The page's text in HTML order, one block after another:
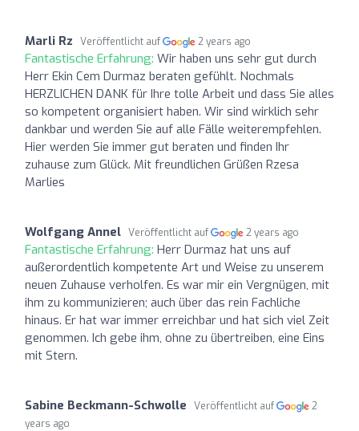
Marli Rz Veröffentlicht auf 2 years ago
Fantastische Erfahrung: Wir haben uns sehr gut durch
Herr Ekin Cem Durmaz beraten gefühlt. Nochmals
HERZLICHEN DANK für Ihre tolle Arbeit und dass Sie alles
so kompetent organisiert haben. Wir sind wirklich sehr
dankbar und werden Sie auf alle Fälle weiterempfehlen.
Hier werden Sie immer gut beraten und finden Ihr
zuhause zum Glück. Mit freundlichen Grüßen Rzesa
Marlies
Wolfgang Annel Veröffentlicht auf 2 years ago
Fantastische Erfahrung: Herr Durmaz hat uns auf
außerordentlich kompetente Art und Weise zu unserem
neuen Zuhause verholfen. Es war mir ein Vergnügen, mit
ihm zu kommunizieren; auch über das rein Fachliche
hinaus. Er hat war immer erreichbar und hat sich viel Zeit
genommen. Ich gebe ihm, ohne zu übertreiben, eine Eins
mit Stern.
Sabine Beckmann-Schwolle Veröffentlicht auf
2
years ago